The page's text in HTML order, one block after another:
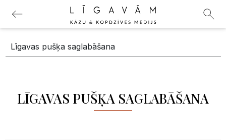
LĪGAVAS PUŠĶA SAGLABĀŠANA